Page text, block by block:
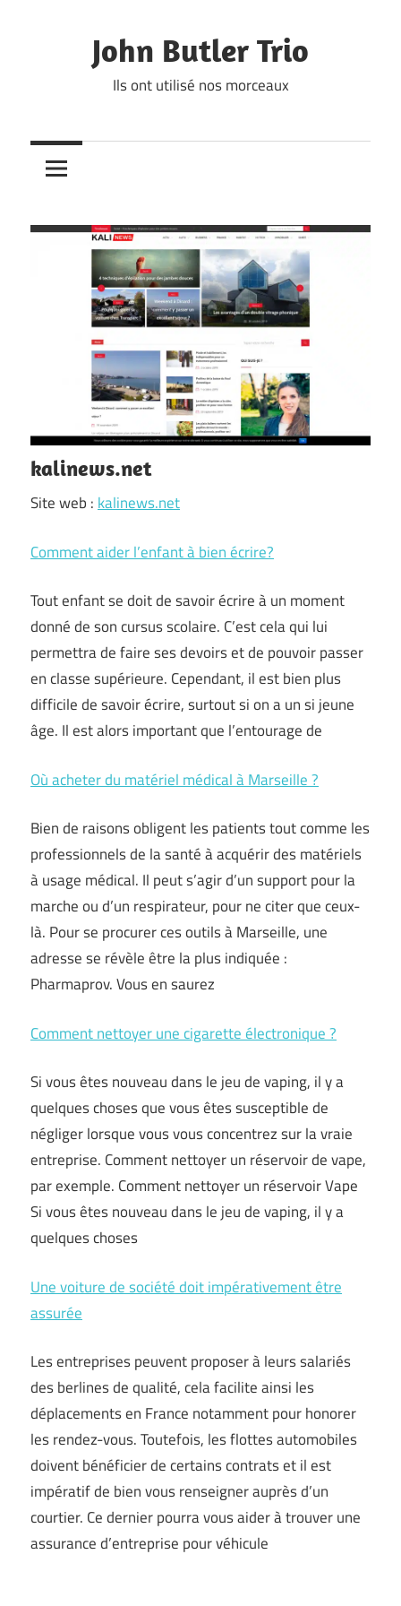
John Butler Trio
Ils ont utilisé nos morceaux
kalinews.net
Site web : kalinews.net
Comment aider l’enfant à bien écrire?
Tout enfant se doit de savoir écrire à un moment
donné de son cursus scolaire. C’est cela qui lui
permettra de faire ses devoirs et de pouvoir passer
en classe supérieure. Cependant, il est bien plus
difficile de savoir écrire, surtout si on a un si jeune
âge. Il est alors important que l’entourage de
Où acheter du matériel médical à Marseille ?
Bien de raisons obligent les patients tout comme les
professionnels de la santé à acquérir des matériels
à usage médical. Il peut s’agir d’un support pour la
marche ou d’un respirateur, pour ne citer que ceux-
là. Pour se procurer ces outils à Marseille, une
adresse se révèle être la plus indiquée :
Pharmaprov. Vous en saurez
Comment nettoyer une cigarette électronique ?
Si vous êtes nouveau dans le jeu de vaping, il y a
quelques choses que vous êtes susceptible de
négliger lorsque vous vous concentrez sur la vraie
entreprise. Comment nettoyer un réservoir de vape,
par exemple. Comment nettoyer un réservoir Vape
Si vous êtes nouveau dans le jeu de vaping, il y a
quelques choses
Une voiture de société doit impérativement être
assurée
Les entreprises peuvent proposer à leurs salariés
des berlines de qualité, cela facilite ainsi les
déplacements en France notamment pour honorer
les rendez-vous. Toutefois, les flottes automobiles
doivent bénéficier de certains contrats et il est
impératif de bien vous renseigner auprès d’un
courtier. Ce dernier pourra vous aider à trouver une
assurance d’entreprise pour véhicule